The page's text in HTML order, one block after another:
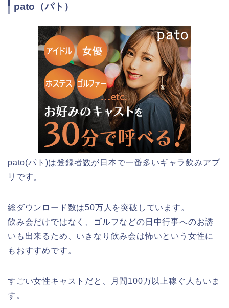
pato（パト）
pato(パト)は登録者数が日本で一番多いギャラ飲みアプ
リです。
総ダウンロード数は50万人を突破しています。
飲み会だけではなく、ゴルフなどの日中行事へのお誘
いも出来るため、いきなり飲み会は怖いという女性に
もおすすめです。
すごい女性キャストだと、月間100万以上稼ぐ人もいま
す。